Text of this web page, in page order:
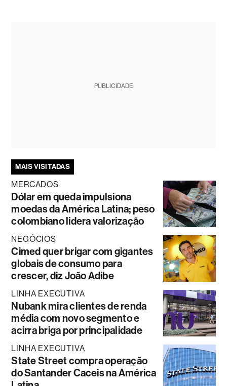
PUBLICIDADE
MAIS VISITADAS
MERCADOS
Dólar em queda impulsiona
moedas da América Latina; peso
colombiano lidera valorização
NEGÓCIOS
Cimed quer brigar com gigantes
globais de consumo para
crescer, diz João Adibe
LINHA EXECUTIVA
Nubank mira clientes de renda
média com novo segmento e
acirra briga por principalidade
LINHA EXECUTIVA
State Street compra operação
do Santander Caceis na América